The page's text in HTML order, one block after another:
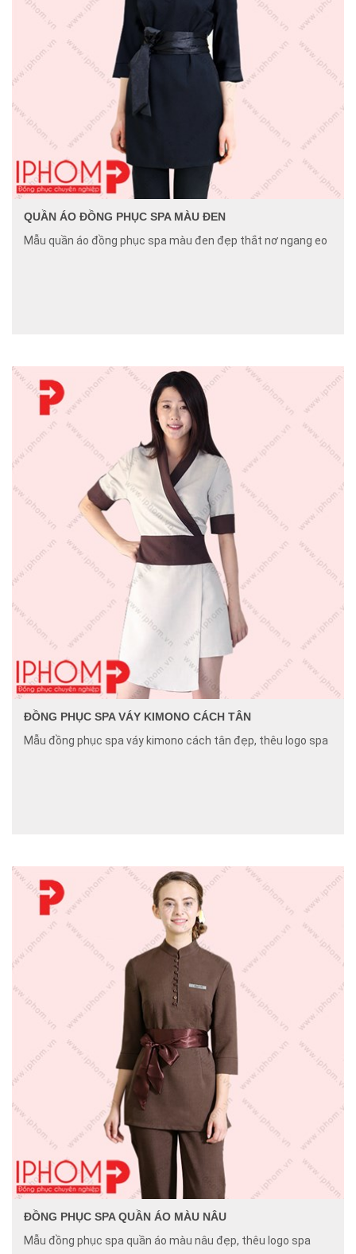
QUẦN ÁO ĐỒNG PHỤC SPA MÀU ĐEN
Mẫu quần áo đồng phục spa màu đen đẹp thắt nơ ngang eo
ĐỒNG PHỤC SPA VÁY KIMONO CÁCH TÂN
Mẫu đồng phục spa váy kimono cách tân đẹp, thêu logo spa
ĐỒNG PHỤC SPA QUẦN ÁO MÀU NÂU
Mẫu đồng phục spa quần áo màu nâu đẹp, thêu logo spa